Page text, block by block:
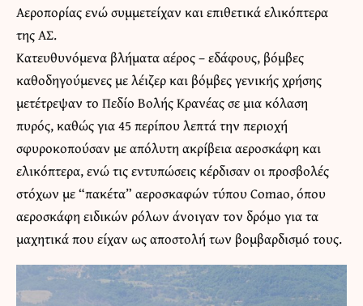
Αεροπορίας ενώ συμμετείχαν και επιθετικά ελικόπτερα
της ΑΣ.
Κατευθυνόμενα βλήματα αέρος – εδάφους, βόμβες
καθοδηγούμενες με λέιζερ και βόμβες γενικής χρήσης
μετέτρεψαν το Πεδίο Βολής Κρανέας σε μια κόλαση
πυρός, καθώς για 45 περίπου λεπτά την περιοχή
σφυροκοπούσαν με απόλυτη ακρίβεια αεροσκάφη και
ελικόπτερα, ενώ τις εντυπώσεις κέρδισαν οι προσβολές
στόχων με “πακέτα” αεροσκαφών τύπου Comao, όπου
αεροσκάφη ειδικών ρόλων άνοιγαν τον δρόμο για τα
μαχητικά που είχαν ως αποστολή των βομβαρδισμό τους.